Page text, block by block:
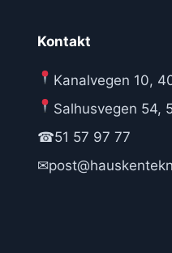
Kontakt
Kanalvegen 10,
Salhusvegen 54,
☎51 57 97 77
✉